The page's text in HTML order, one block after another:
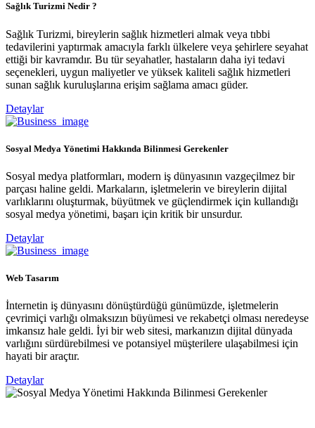
Sağlık Turizmi Nedir ?
Sağlık Turizmi, bireylerin sağlık hizmetleri almak veya tıbbi
tedavilerini yaptırmak amacıyla farklı ülkelere veya şehirlere seyahat
ettiği bir kavramdır. Bu tür seyahatler, hastaların daha iyi tedavi
seçenekleri, uygun maliyetler ve yüksek kaliteli sağlık hizmetleri
sunan sağlık kuruluşlarına erişim sağlama amacı güder.
Detaylar
Sosyal Medya Yönetimi Hakkında Bilinmesi Gerekenler
Sosyal medya platformları, modern iş dünyasının vazgeçilmez bir
parçası haline geldi. Markaların, işletmelerin ve bireylerin dijital
varlıklarını oluşturmak, büyütmek ve güçlendirmek için kullandığı
sosyal medya yönetimi, başarı için kritik bir unsurdur.
Detaylar
Web Tasarım
İnternetin iş dünyasını dönüştürdüğü günümüzde, işletmelerin
çevrimiçi varlığı olmaksızın büyümesi ve rekabetçi olması neredeyse
imkansız hale geldi. İyi bir web sitesi, markanızın dijital dünyada
varlığını sürdürebilmesi ve potansiyel müşterilere ulaşabilmesi için
hayati bir araçtır.
Detaylar